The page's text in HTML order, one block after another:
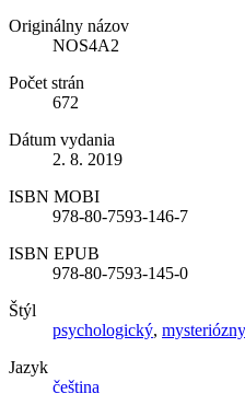
Originálny názov
NOS4A2
Počet strán
672
Dátum vydania
2. 8. 2019
ISBN MOBI
978-80-7593-146-7
ISBN EPUB
978-80-7593-145-0
Štýl
psychologický, mysteriózny
Jazyk
čeština